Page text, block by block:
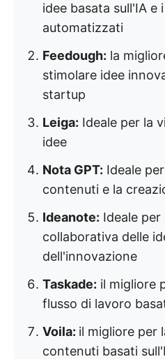
idee basata sull'IA e
automatizzati
Feedough: la
stimolare idee
startup
Leiga: Ideale per la
idee
Nota GPT: Ideale
contenuti e la
Ideanote: Ideale
collaborativa delle
dell'innovazione
Taskade: il migliore
flusso di lavoro
Voila: il migliore per
contenuti basati